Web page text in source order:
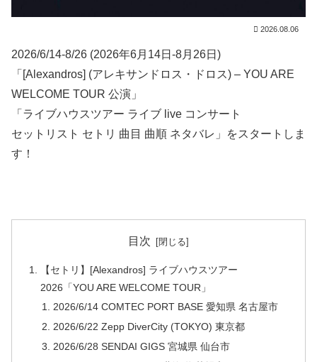
2026.08.06
2026/6/14-8/26 (2026年6月14日-8月26日)
「[Alexandros] (アレキサンドロス・ドロス) – YOU ARE
WELCOME TOUR 公演」
「ライブハウスツアー ライブ live コンサート
セットリスト セトリ 曲目 曲順 ネタバレ」をスタートしま
す！
目次
【セトリ】[Alexandros] ライブハウスツアー
2026「YOU ARE WELCOME TOUR」
2026/6/14 COMTEC PORT BASE 愛知県 名古屋市
2026/6/22 Zepp DiverCity (TOKYO) 東京都
2026/6/28 SENDAI GIGS 宮城県 仙台市